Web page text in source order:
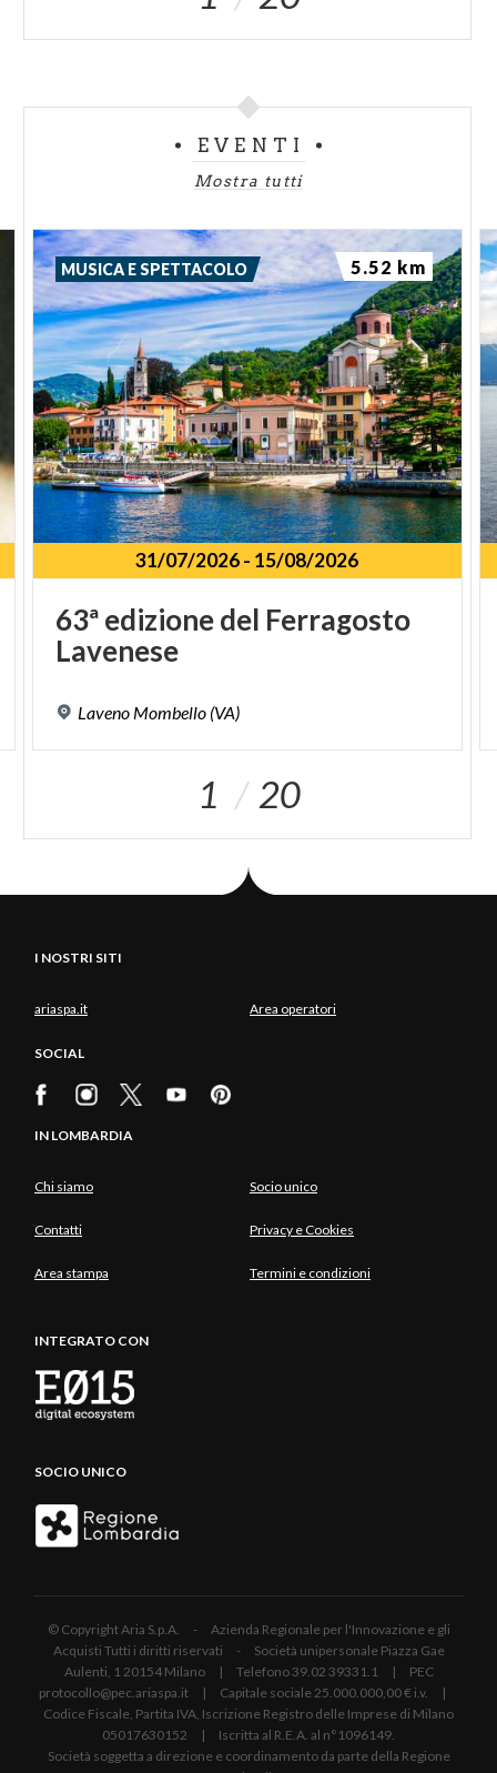
EVENTI
Mostra tutti
31/07/2026- 15/08/2026
63ªedizionedel Ferragosto
Lavenese
Laveno Mombello (VA)
MUSICA E SPETTACOLO 5.52 km
1 20
I NOSTRI SITI
ariaspa.it Area operatori
SOCIAL
IN LOMBARDIA
Chi siamo Socio unico
Contatti Privacy e Cookies
Area stampa Termini e condizioni
INTEGRATO CON
SOCIO UNICO
© Copyright Aria S.p.A. - Azienda Regionale per l'Innovazione e gli
Acquisti Tutti i diritti riservati - Società unipersonale Piazza Gae
Aulenti, 1 20154 Milano | Telefono 39.02 39331.1 | PEC
protocollo@pec.ariaspa.it | Capitale sociale 25.000.000,00 € i.v. |
Codice Fiscale, Partita IVA, Iscrizione Registro delle Imprese di Milano
05017630152 | Iscritta al R.E.A. al n°1096149.
Società soggetta a direzione e coordinamento da parte della Regione